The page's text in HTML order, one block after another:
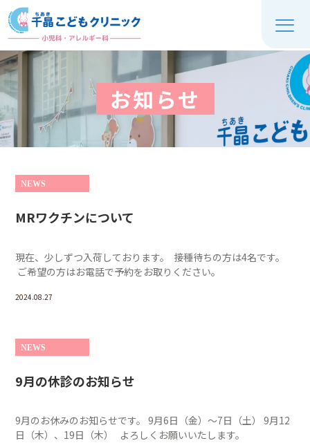
お知らせ
NEWS
MRワクチンについて
現在、少しずつ入荷しております。 接種待ちの方は4名です。
ご希望の方はお電話で予約をお取りください。
2024.08.27
NEWS
9月の休診のお知らせ
9月のお休みのお知らせです。 9月6日（金）～7日（土） 9月12
日（木）、19日（木） よろしくお願いいたします。